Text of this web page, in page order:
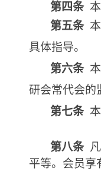
第四条
第五条
具体指导。
第六条
研会常代会的
第七条
第八条
平等。会员享